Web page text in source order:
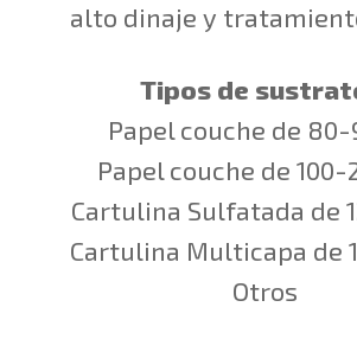
alto dinaje y
Tipos de
Papel couche de 80-
Papel couche de 100-
Cartulina Sulfatada de
Cartulina Multicapa de
Otros